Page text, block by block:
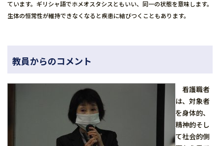
ています。ギリシャ語でホメオスタシスともいい、同一の状態を意味します。
生体の恒常性が維持できなくなると疾患に結びつくこともあります。
教員からのコメント
看護職者
は、対象者
を身体的、
精神的そし
て社会的側